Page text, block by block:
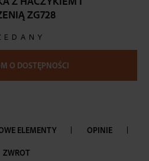
ZG728
O DOSTĘPNOŚCI
ELEMENTY OPINIE
ZWROT